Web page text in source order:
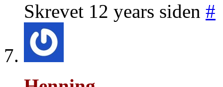
Skrevet 12 years siden #